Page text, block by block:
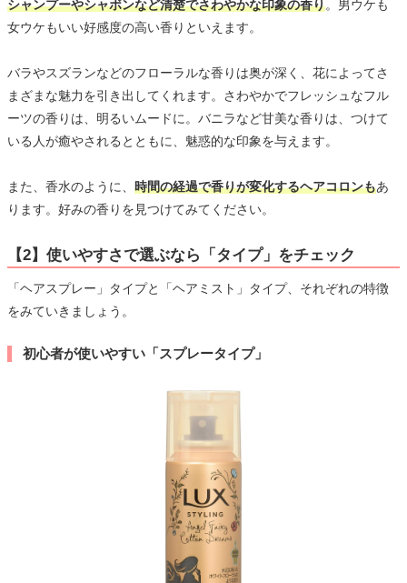
シャンプーやシャボンなど清楚でさわやかな印象の香り。男ウケも
女ウケもいい好感度の高い香りといえます。
バラやスズランなどのフローラルな香りは奥が深く、花によってさ
まざまな魅力を引き出してくれます。さわやかでフレッシュなフル
ーツの香りは、明るいムードに。バニラなど甘美な香りは、つけて
いる人が癒やされるとともに、魅惑的な印象を与えます。
また、香水のように、 時間の経過で香りが変化するヘアコロンもあ
ります。好みの香りを見つけてみてください。
【2】使いやすさで選ぶなら「タイプ」をチェック
「ヘアスプレー」タイプと「ヘアミスト」タイプ、それぞれの特徴
をみていきましょう。
初心者が使いやすい「スプレータイプ」